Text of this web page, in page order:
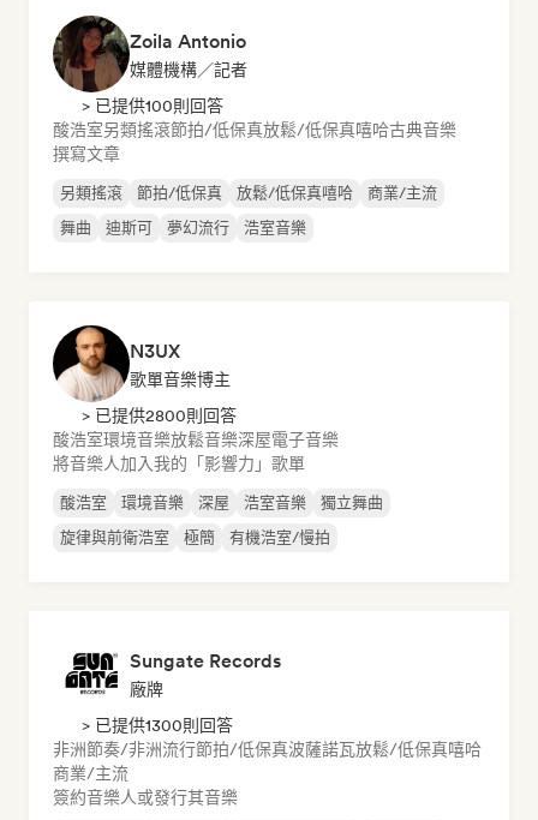
Zoila Antonio
媒體機構／記者
> 已提供100則回答
酸浩室另類搖滾節拍/低保真放鬆/低保真嘻哈古典音樂
撰寫文章
另類搖滾 節拍/低保真 放鬆/低保真嘻哈
商業/主流
舞曲
迪斯可 夢幻流行 浩室音樂
N3UX
歌單音樂博主
> 已提供2800則回答
酸浩室環境音樂放鬆音樂深屋電子音樂
將音樂人加入我的「影響力」歌單
酸浩室 環境音樂 深屋 浩室音樂
獨立舞曲
旋律與前衛浩室
極簡 有機浩室/慢拍
Sungate Records
廠牌
> 已提供1300則回答
非洲節奏/非洲流行節拍/低保真波薩諾瓦放鬆/低保真嘻哈
商業/主流
簽約音樂人或發行其音樂